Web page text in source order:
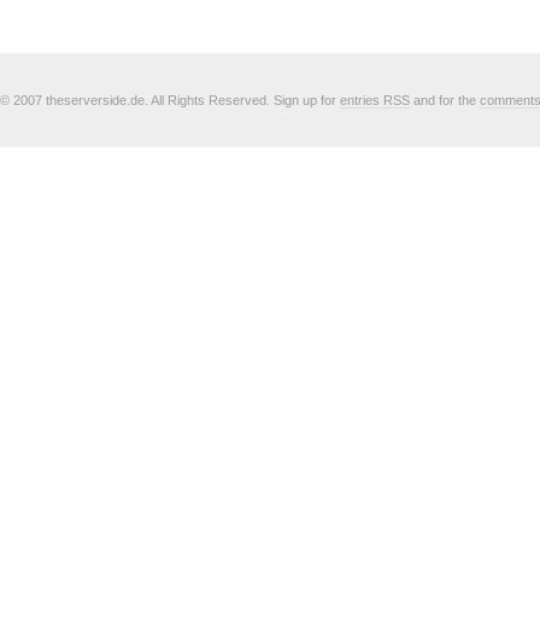
© 2007 theserverside.de. All Rights Reserved. Sign up for entries RSS and for the